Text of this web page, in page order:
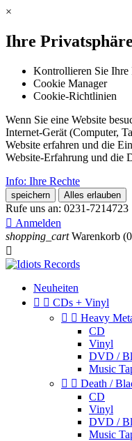
×
Ihre Privatsphäre
Kontrollieren Sie Ihre
Cookie Manager
Cookie-Richtlinien
Wenn Sie eine Website
Internet-Gerät (Computer,
Website erfahren und die
Website-Erfahrung und die
Info: Ihre Rechte
speichern Alles erlauben
Rufe uns an: 0231-7214723
 Anmelden
shopping_cart Warenkorb

Neuheiten
  CDs + Vinyl
  Heavy
CD
Vinyl
DVD /
Music
  Death /
CD
Vinyl
DVD /
Music